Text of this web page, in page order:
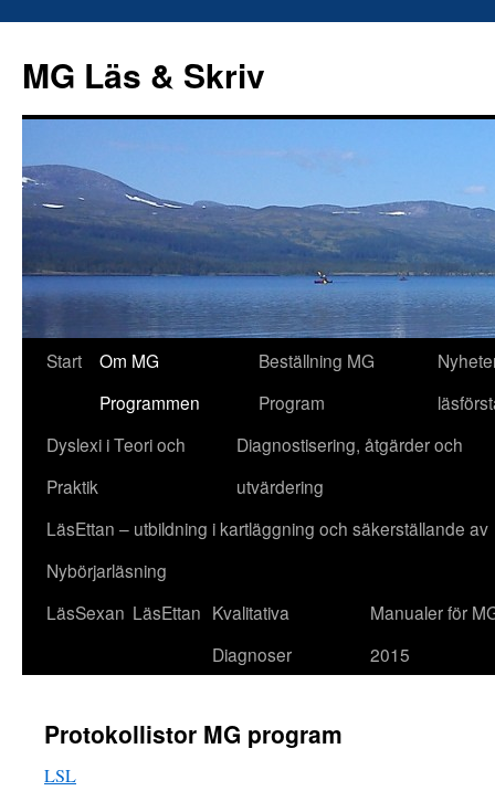
innehåll
MG Läs & Skriv
Start
Om MG
Programmen
Beställning MG
Program
Dyslexi i Teori och
Praktik
Diagnostisering, åtgärder och
utvärdering
LäsEttan – utbildning i kartläggning och säkerställande av
Nybörjarläsning
LäsSexan LäsEttan Kvalitativa
Diagnoser
Manualer för
2015
Protokollistor MG program
LSL